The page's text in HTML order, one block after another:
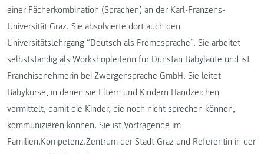
einer Fächerkombination (Sprachen) an der Karl-Franzens-
Universität Graz. Sie absolvierte dort auch den
Universitätslehrgang “Deutsch als Fremdsprache”. Sie arbeitet
selbstständig als Workshopleiterin für Dunstan Babylaute und ist
Franchisenehmerin bei Zwergensprache GmbH. Sie leitet
Babykurse, in denen sie Eltern und Kindern Handzeichen
vermittelt, damit die Kinder, die noch nicht sprechen können,
kommunizieren können. Sie ist Vortragende im
Familien.Kompetenz.Zentrum der Stadt Graz und Referentin in der